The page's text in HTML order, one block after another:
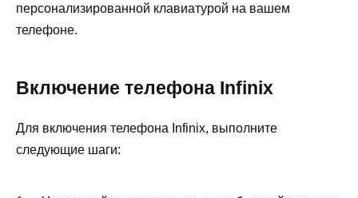
персонализированной клавиатурой на вашем
телефоне.
Включение телефона Infinix
Для включения телефона Infinix, выполните
следующие шаги: